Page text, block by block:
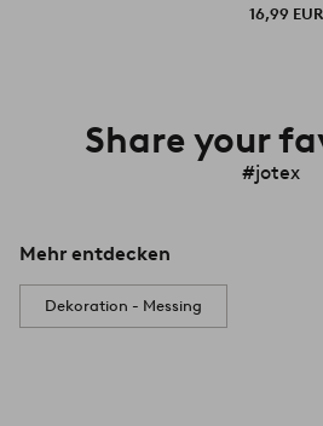
16,99 EUR
Share your
#jotex
Mehr entdecken
Dekoration - Messing